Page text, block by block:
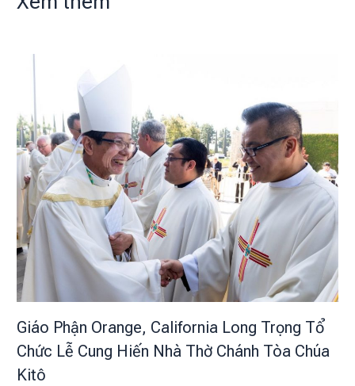
Giáo Phận Orange, California Long Trọng Tổ
Chức Lễ Cung Hiến Nhà Thờ Chánh Tòa Chúa
Kitô